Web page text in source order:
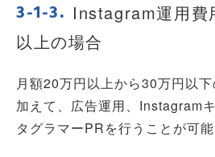
Instagram運用費
以上の場合
月額20万円以上から30万円以
加えて、広告運用、Instagram
タグラマーPRを行うことが可能